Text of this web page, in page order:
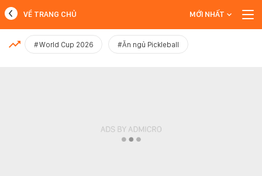
MỚI NHẤT
VỀ TRANG CHỦ MỚI NHẤT
#World Cup 2026 #Ăn ngủ Pickleball